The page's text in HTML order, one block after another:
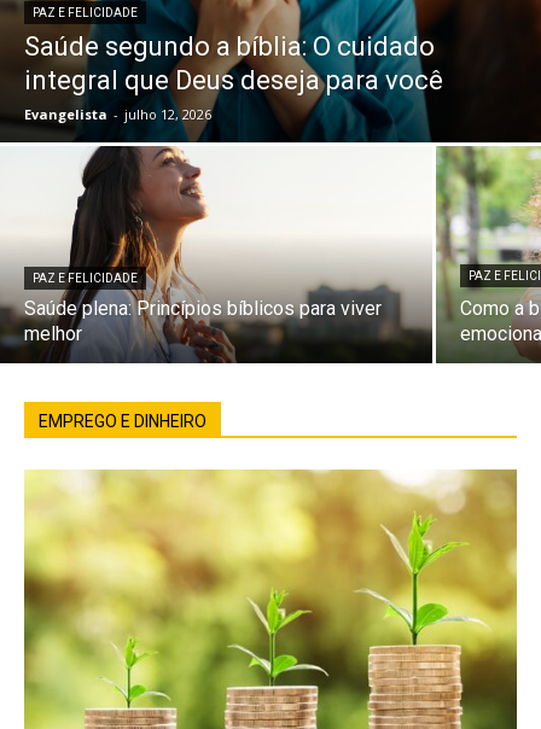
PAZ E FELICIDADE
Saúde segundo a bíblia: O cuidado
integral que Deus deseja para você
Evangelista - julho 12, 2026
PAZ E FELICIDADE
Saúde plena: Princípios bíblicos para viver
melhor
PAZ E
Como a
EMPREGO E DINHEIRO